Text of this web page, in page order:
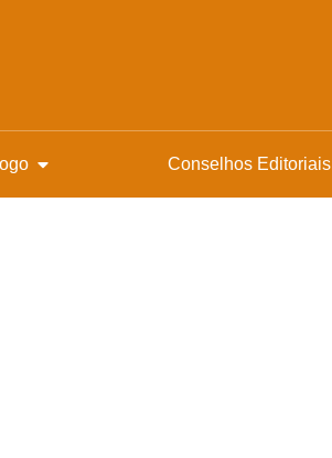
Conselhos Editoriais